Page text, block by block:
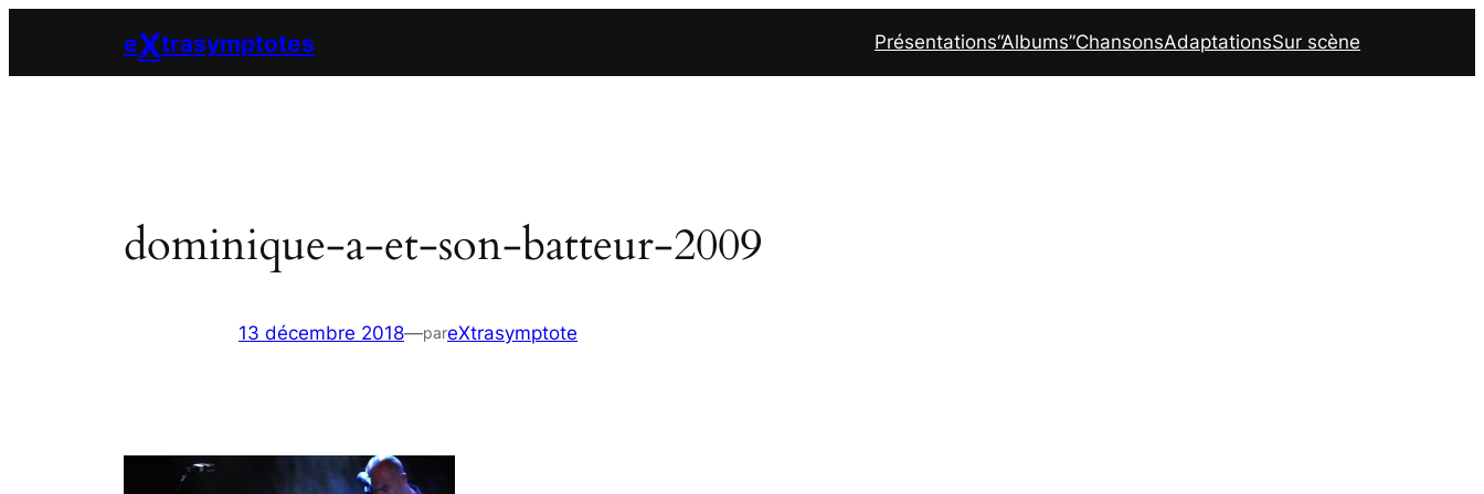
contenu
eXtrasymptotes Présentations“Albums”ChansonsAdaptationsSur scène
dominique-a-et-son-batteur-2009
13 décembre 2018—pareXtrasymptote